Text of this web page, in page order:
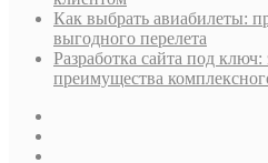
Как выбрать авиабилеты:
выгодного перелета
Разработка сайта под
преимущества